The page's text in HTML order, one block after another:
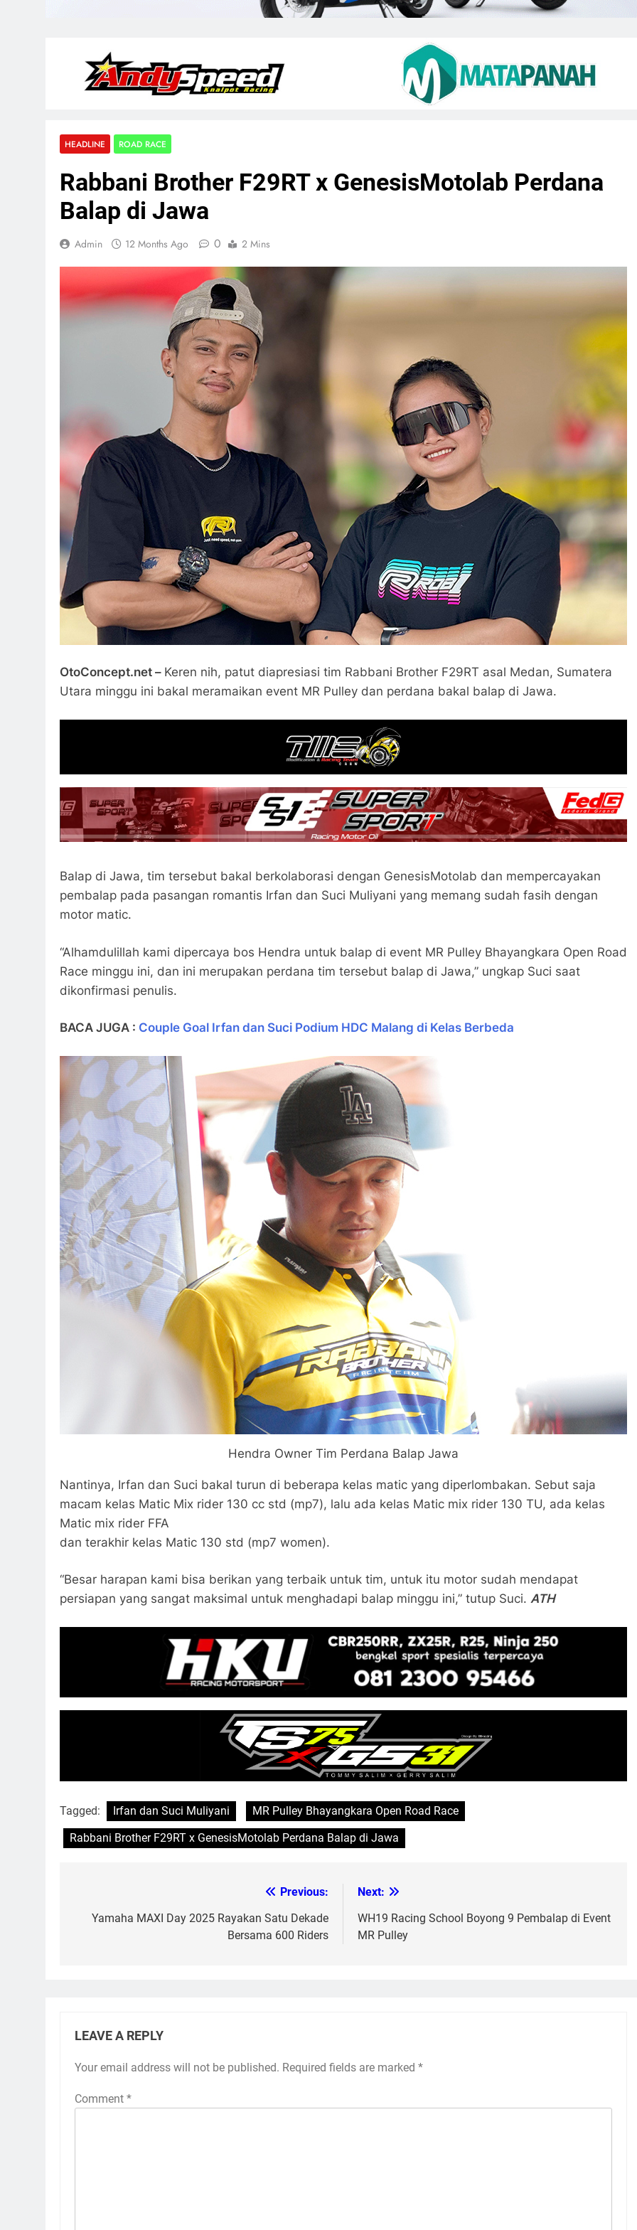
HEADLINE ROAD RACE
Rabbani Brother F29RT x GenesisMotolab Perdana
Balap di Jawa
Admin 12 Months Ago 0 2 Mins
OtoConcept.net – Keren nih, patut diapresiasi tim Rabbani Brother F29RT asal Medan, Sumatera
Utara minggu ini bakal meramaikan event MR Pulley dan perdana bakal balap di Jawa.
Balap di Jawa, tim tersebut bakal berkolaborasi dengan GenesisMotolab dan mempercayakan
pembalap pada pasangan romantis Irfan dan Suci Muliyani yang memang sudah fasih dengan
motor matic.
“Alhamdulillah kami dipercaya bos Hendra untuk balap di event MR Pulley Bhayangkara Open Road
Race minggu ini, dan ini merupakan perdana tim tersebut balap di Jawa,” ungkap Suci saat
dikonfirmasi penulis.
BACA JUGA : Couple Goal Irfan dan Suci Podium HDC Malang di Kelas Berbeda
Hendra Owner Tim Perdana Balap Jawa
Nantinya, Irfan dan Suci bakal turun di beberapa kelas matic yang diperlombakan. Sebut saja
macam kelas Matic Mix rider 130 cc std (mp7), lalu ada kelas Matic mix rider 130 TU, ada kelas
Matic mix rider FFA
dan terakhir kelas Matic 130 std (mp7 women).
“Besar harapan kami bisa berikan yang terbaik untuk tim, untuk itu motor sudah mendapat
persiapan yang sangat maksimal untuk menghadapi balap minggu ini,” tutup Suci. ATH
Tagged: Irfan dan Suci Muliyani
MR Pulley Bhayangkara Open Road Race
Rabbani Brother F29RT x GenesisMotolab Perdana Balap di Jawa
navigation
Previous:
Yamaha MAXI Day 2025 Rayakan Satu Dekade
Bersama 600 Riders
Next:
WH19 Racing School Boyong 9 Pembalap di Event
MR Pulley
LEAVE A REPLY
Your email address will not be published. Required fields are marked *
Comment *